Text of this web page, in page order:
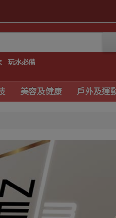
玩水必備
美容及健康 戶外及運